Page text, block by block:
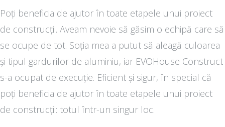
Poți beneficia de ajutor în toate etapele unui proiect
de construcții. Aveam nevoie să găsim o echipă care să
se ocupe de tot. Soția mea a putut să aleagă culoarea
și tipul gardurilor de aluminiu, iar EVOHouse Construct
s-a ocupat de execuție. Eficient și sigur, în special că
poți beneficia de ajutor în toate etapele unui proiect
de construcții: totul într-un singur loc.